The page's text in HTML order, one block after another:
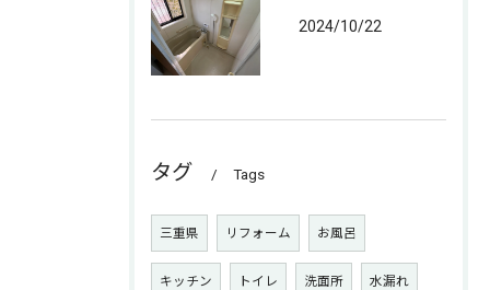
2024/10/22
タグ Tags
三重県 リフォーム お風呂
キッチン トイレ 洗面所 水漏れ